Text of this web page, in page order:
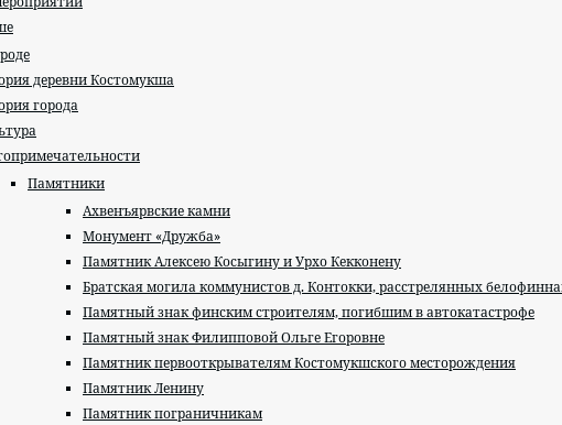
деревни Костомукша
города
Памятники
Ахвенъярвские камни
Монумент «Дружба»
Памятник Алексею Косыгину и Урхо Кекконену
Братская могила коммунистов д. Контокки, расстрелянных
Памятный знак финским строителям, погибшим в автокатастрофе
Памятный знак Филипповой Ольге Егоровне
Памятник первооткрывателям Костомукшского месторождения
Памятник Ленину
Памятник пограничникам